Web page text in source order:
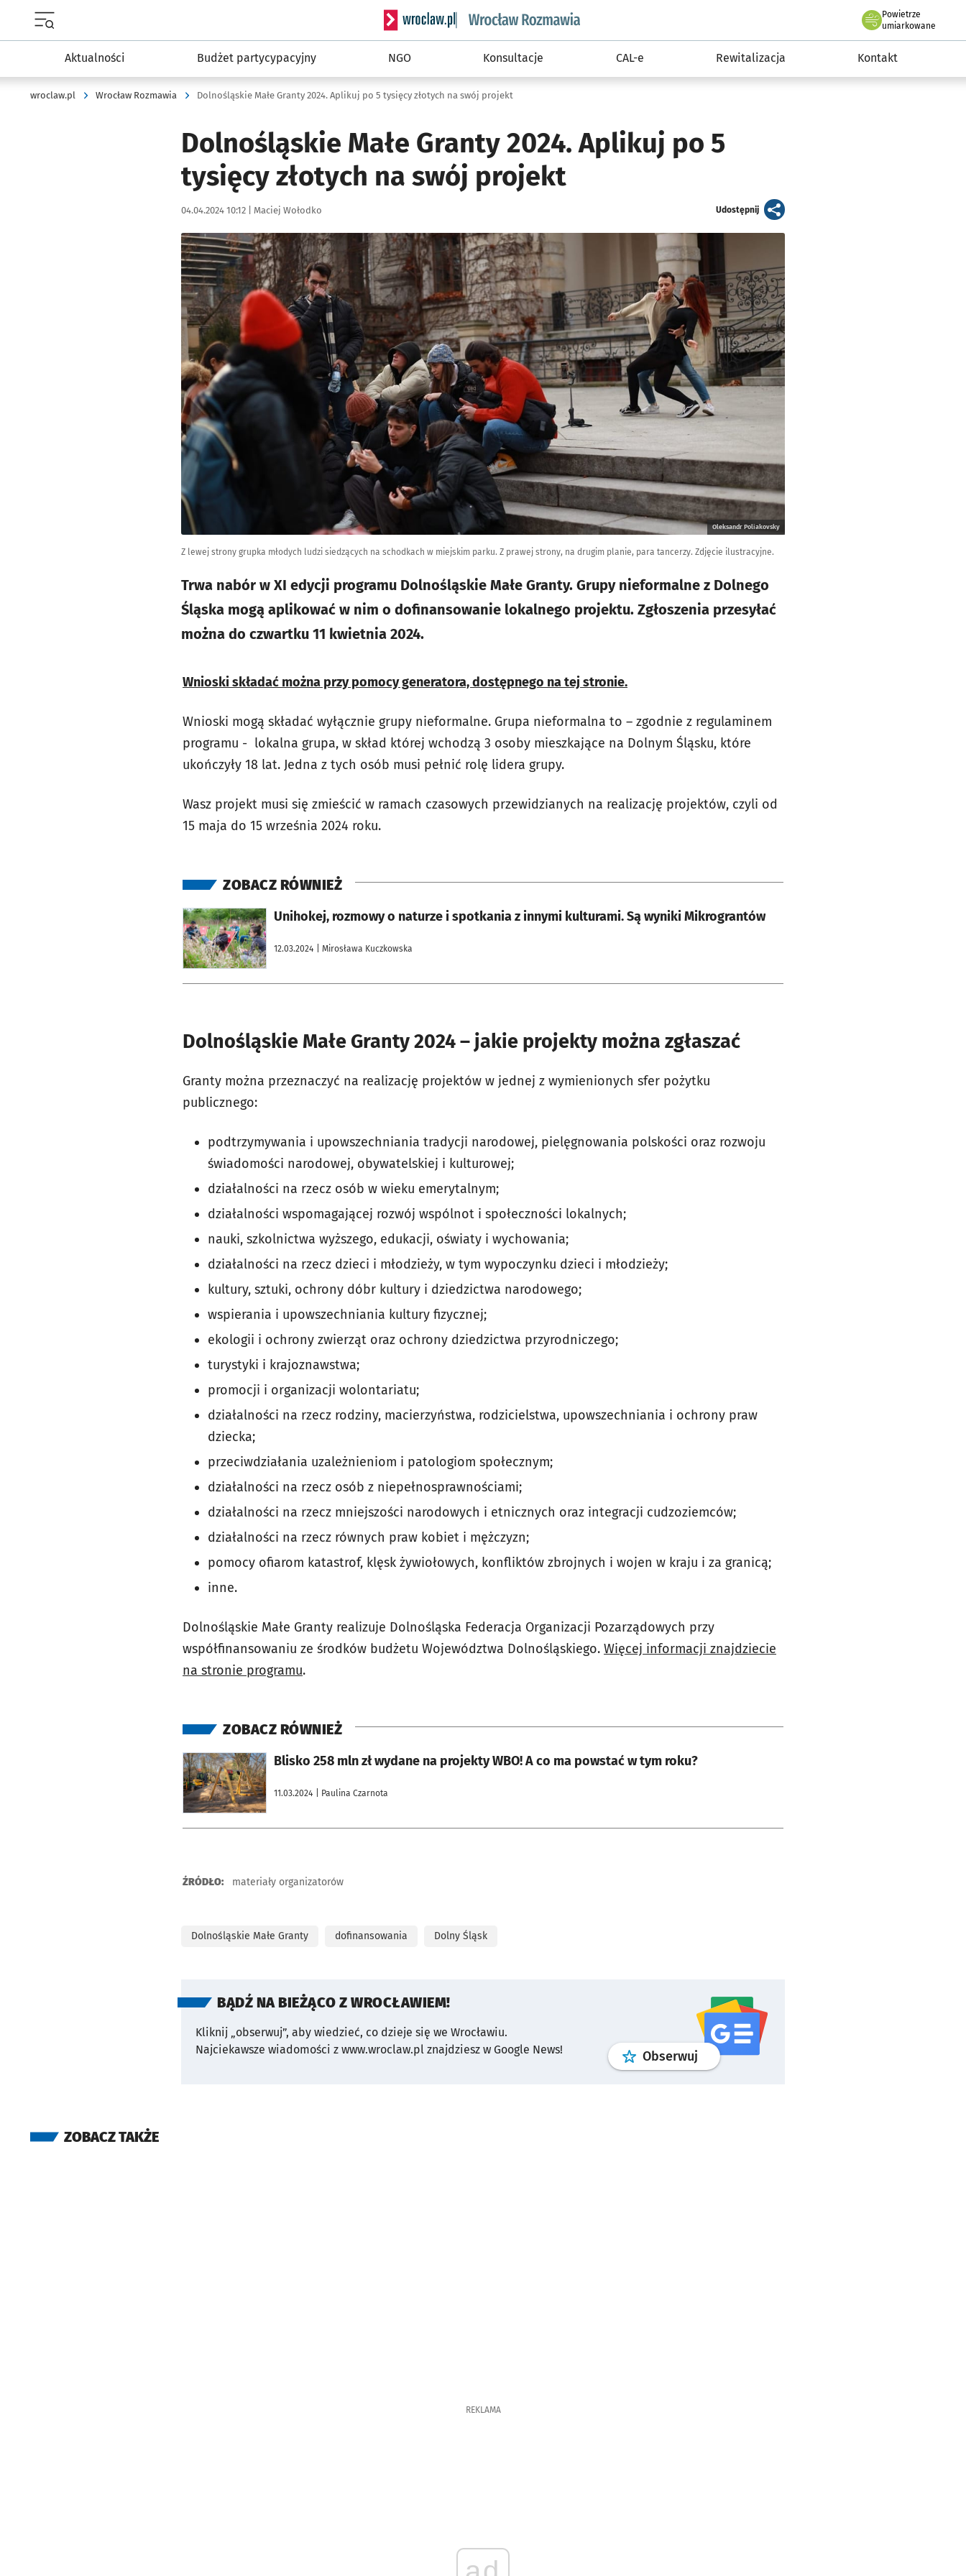
Serwis informacyjny wroclaw.pl podserwis: Rozmawia
Powietrze
we Wrocławiu
umiarkowane
Aktualności Budżet partycypacyjny NGO Konsultacje CAL-e Rewitalizacja Kontakt
wroclaw.pl Wrocław Rozmawia Dolnośląskie Małe Granty 2024. Aplikuj po 5 tysięcy złotych na swój projekt
Dolnośląskie Małe Granty 2024. Aplikuj po 5
tysięcy złotych na swój projekt
Data publikacji:
04.04.2024 10:12 | Autor:
Maciej Wołodko Udostępnijartykuł
Kliknij, aby powiększyć
Oleksandr Poliakovsky
Z lewej strony grupka młodych ludzi siedzących na schodkach w miejskim parku. Z prawej strony, na drugim planie, para tancerzy. Zdjęcie ilustracyjne.
Trwa nabór w XI edycji programu Dolnośląskie Małe Granty. Grupy nieformalne z Dolnego
Śląska mogą aplikować w nim o dofinansowanie lokalnego projektu. Zgłoszenia przesyłać
można do czwartku 11 kwietnia 2024.
Wnioski składać można przy pomocy generatora, dostępnego na tej stronie.
Wnioski mogą składać wyłącznie grupy nieformalne. Grupa nieformalna to – zgodnie z regulaminem
programu - lokalna grupa, w skład której wchodzą 3 osoby mieszkające na Dolnym Śląsku, które
ukończyły 18 lat. Jedna z tych osób musi pełnić rolę lidera grupy.
Wasz projekt musi się zmieścić w ramach czasowych przewidzianych na realizację projektów, czyli od
15 maja do 15 września 2024 roku.
ZOBACZ RÓWNIEŻ
Unihokej, rozmowy o naturze i spotkania z innymi kulturami. Są wyniki Mikrograntów
12.03.2024 | Mirosława Kuczkowska
otworzy się w nowej karcie
Dolnośląskie Małe Granty 2024 – jakie projekty można zgłaszać
Granty można przeznaczyć na realizację projektów w jednej z wymienionych sfer pożytku
publicznego:
podtrzymywania i upowszechniania tradycji narodowej, pielęgnowania polskości oraz rozwoju
świadomości narodowej, obywatelskiej i kulturowej;
działalności na rzecz osób w wieku emerytalnym;
działalności wspomagającej rozwój wspólnot i społeczności lokalnych;
nauki, szkolnictwa wyższego, edukacji, oświaty i wychowania;
działalności na rzecz dzieci i młodzieży, w tym wypoczynku dzieci i młodzieży;
kultury, sztuki, ochrony dóbr kultury i dziedzictwa narodowego;
wspierania i upowszechniania kultury fizycznej;
ekologii i ochrony zwierząt oraz ochrony dziedzictwa przyrodniczego;
turystyki i krajoznawstwa;
promocji i organizacji wolontariatu;
działalności na rzecz rodziny, macierzyństwa, rodzicielstwa, upowszechniania i ochrony praw
dziecka;
przeciwdziałania uzależnieniom i patologiom społecznym;
działalności na rzecz osób z niepełnosprawnościami;
działalności na rzecz mniejszości narodowych i etnicznych oraz integracji cudzoziemców;
działalności na rzecz równych praw kobiet i mężczyzn;
pomocy ofiarom katastrof, klęsk żywiołowych, konfliktów zbrojnych i wojen w kraju i za granicą;
inne.
Dolnośląskie Małe Granty realizuje Dolnośląska Federacja Organizacji Pozarządowych przy
współfinansowaniu ze środków budżetu Województwa Dolnośląskiego. Więcej informacji znajdziecie
na stronie programu.
ZOBACZ RÓWNIEŻ
Blisko 258 mln zł wydane na projekty WBO! A co ma powstać w tym roku?
11.03.2024 | Paulina Czarnota
otworzy się w nowej karcie
ŹRÓDŁO: materiały organizatorów
Dolnośląskie Małe Granty dofinansowania Dolny Śląsk
BĄDŹ NA BIEŻĄCO Z WROCŁAWIEM!
Kliknij „obserwuj”, aby wiedzieć, co dzieje się we Wrocławiu.
Najciekawsze wiadomości z www.wroclaw.pl znajdziesz w Google News!
Obserwuj profilgoogle news
ZOBACZ TAKŻE
REKLAMA